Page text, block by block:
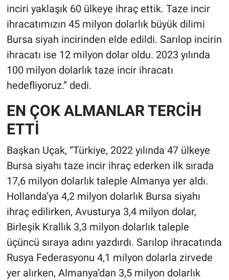
inciri yaklaşık 60 ülkeye ihraç ettik. Taze incir
ihracatımızın 45 milyon dolarlık büyük dilimi
Bursa siyah incirinden elde edildi. Sarılop incirin
ihracatı ise 12 milyon dolar oldu. 2023 yılında
100 milyon dolarlık taze incir ihracatı
hedefliyoruz.” dedi.
EN ÇOK ALMANLAR TERCİH
ETTİ
Başkan Uçak, “Türkiye, 2022 yılında 47 ülkeye
Bursa siyahı taze incir ihraç ederken ilk sırada
17,6 milyon dolarlık taleple Almanya yer aldı.
Hollanda’ya 4,2 milyon dolarlık Bursa siyahı
ihraç edilirken, Avusturya 3,4 milyon dolar,
Birleşik Krallık 3,3 milyon dolarlık taleple
üçüncü sıraya adını yazdırdı. Sarılop ihracatında
Rusya Federasyonu 4,1 milyon dolarla zirvede
yer alırken, Almanya’dan 3,5 milyon dolarlık